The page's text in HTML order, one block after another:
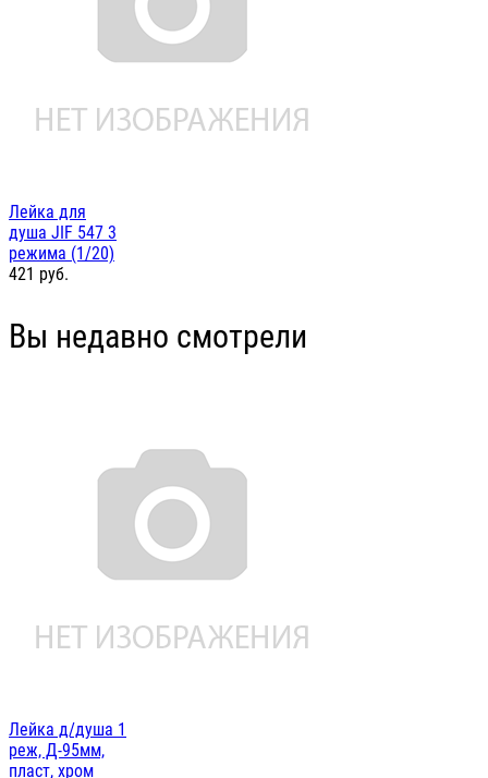
Лейка для
душа JIF 547 3
режима (1/20)
421 руб.
Вы недавно смотрели
Лейка д/душа 1
реж, Д-95мм,
пласт, хром